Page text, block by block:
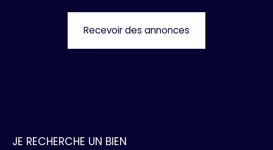
restant aux portes de l'animation d'Annemasse.
Recevoir des annonces
JE RECHERCHE UN BIEN